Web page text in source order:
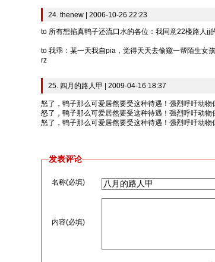
24. thenew | 2006-10-26 22:23
to 所有想掐真鸭子还流口水的各位：我同意22楼路人jj
to 我乖：某一天我自pia，觉得天天去偷窥一帮陌生女
rz
25. 四月的路人甲 | 2009-04-16 18:37
怒了，鸭子那么可爱居然要受这种待遇！强烈呼吁动物
怒了，鸭子那么可爱居然要受这种待遇！强烈呼吁动物
怒了，鸭子那么可爱居然要受这种待遇！强烈呼吁动物
发表评论
名称(必填)
内容(必填)